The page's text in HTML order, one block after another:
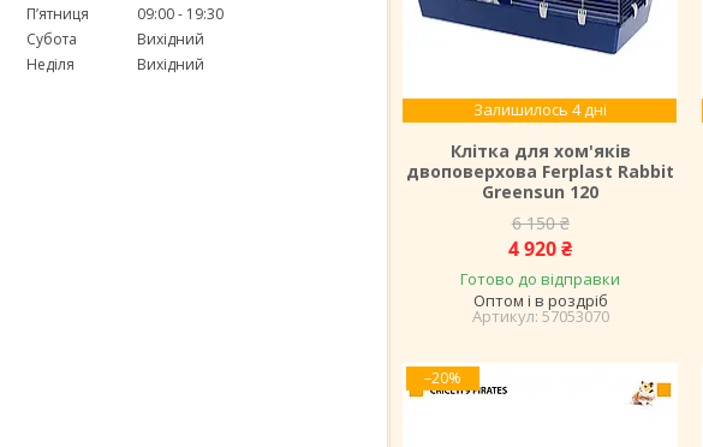
Пʼятниця
09:00
19:30
Субота
Вихідний
Неділя
Вихідний
Залишилось 4 дні
Клітка для хом'яків
двоповерхова Ferplast Rabbit
Greensun 120
6 150 ₴
4 920 ₴
Готово до відправки
Оптом і в роздріб
57053070
–20%